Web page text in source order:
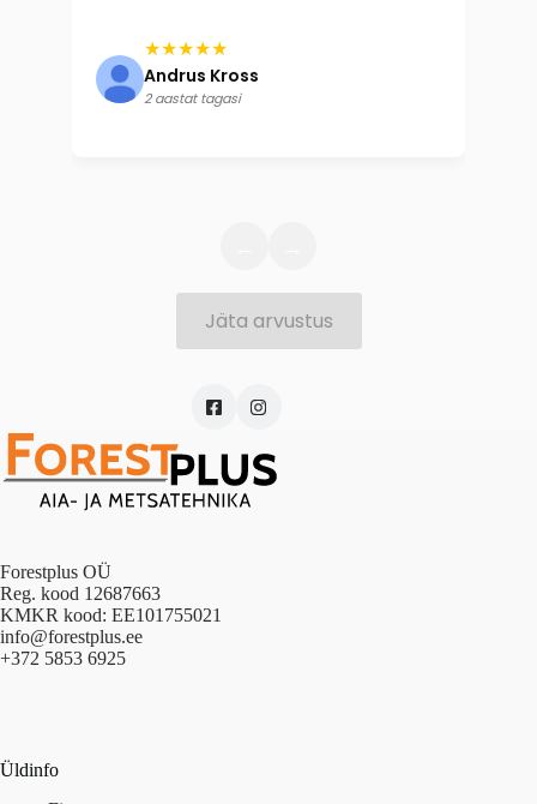
★★★★★
Andrus Kross
2 aastat tagasi
Jäta arvustus
Forestplus OÜ
Reg. kood 12687663
KMKR kood: EE101755021
info@forestplus.ee
+372 5853 6925
Üldinfo